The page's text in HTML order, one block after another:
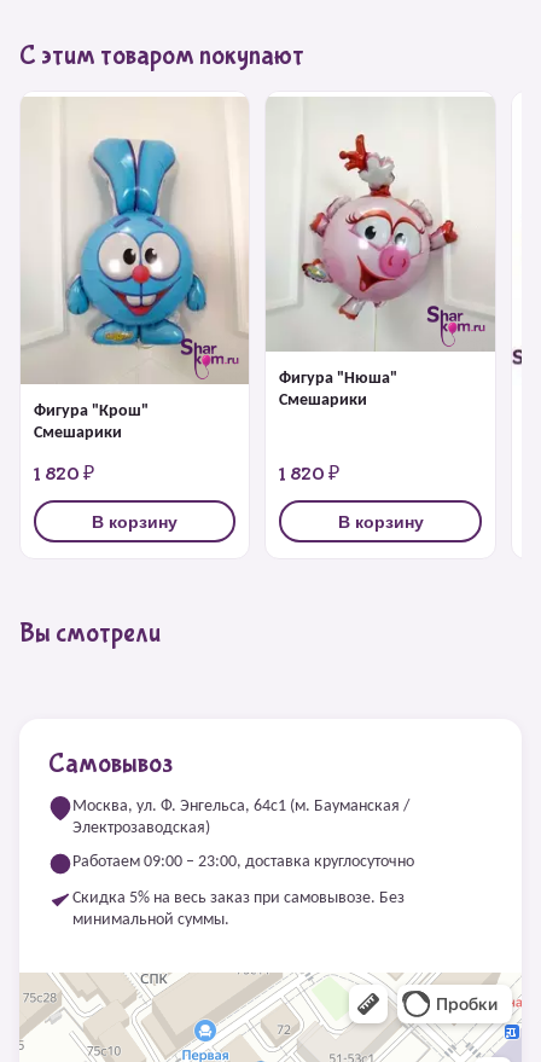
С этим товаром покупают
Фигура "Крош"
Смешарики
1 820 ₽
В корзину
Фигура "Нюша"
Смешарики
1 820 ₽
В корзину
Вы смотрели
Самовывоз
Москва, ул. Ф. Энгельса, 64с1 (м. Бауманская /
Электрозаводская)
Работаем 09:00 – 23:00, доставка круглосуточно
Скидка 5% на весь заказ при самовывозе. Без
минимальной суммы.